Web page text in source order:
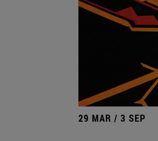
29 MAR / 3 SEP